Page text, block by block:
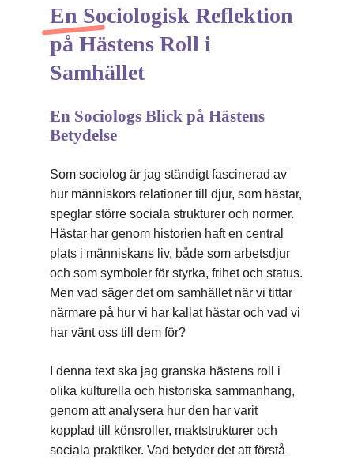
En Sociologisk Reflektion
på Hästens Roll i
Samhället
En Sociologs Blick på Hästens
Betydelse
Som sociolog är jag ständigt fascinerad av
hur människors relationer till djur, som hästar,
speglar större sociala strukturer och normer.
Hästar har genom historien haft en central
plats i människans liv, både som arbetsdjur
och som symboler för styrka, frihet och status.
Men vad säger det om samhället när vi tittar
närmare på hur vi har kallat hästar och vad vi
har vänt oss till dem för?
I denna text ska jag granska hästens roll i
olika kulturella och historiska sammanhang,
genom att analysera hur den har varit
kopplad till könsroller, maktstrukturer och
sociala praktiker. Vad betyder det att förstå